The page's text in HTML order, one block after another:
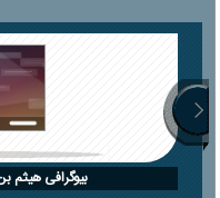
بیوگرافی هیثم